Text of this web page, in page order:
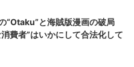
“Otaku”と海賊版漫画の破局
費者”はいかにして合法化して